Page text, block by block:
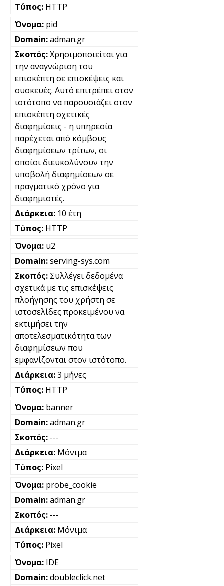
HTTP
pid
adman.gr
Χρησιμοποιείται για
την αναγνώριση του
επισκέπτη σε επισκέψεις και
συσκευές. Αυτό επιτρέπει στον
ιστότοπο να παρουσιάζει στον
επισκέπτη σχετικές
διαφημίσεις - η υπηρεσία
παρέχεται από κόμβους
διαφημίσεων τρίτων, οι
οποίοι διευκολύνουν την
υποβολή διαφημίσεων σε
πραγματικό χρόνο για
διαφημιστές.
10 έτη
HTTP
u2
serving-sys.com
Συλλέγει δεδομένα
σχετικά με τις επισκέψεις
πλοήγησης του χρήστη σε
ιστοσελίδες προκειμένου να
εκτιμήσει την
αποτελεσματικότητα των
διαφημίσεων που
εμφανίζονται στον ιστότοπο.
3 μήνες
HTTP
banner
adman.gr
---
Μόνιμα
Pixel
probe_cookie
adman.gr
---
Μόνιμα
Pixel
IDE
doubleclick.net